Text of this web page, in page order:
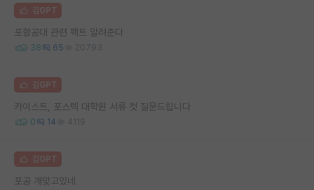
김GPT
포항공대 관련 팩트 알려준다
38 65 20793
김GPT
카이스트, 포스텍 대학원 서류 컷 질문드립니다
0 14 4119
김GPT
포공 개맞고있네